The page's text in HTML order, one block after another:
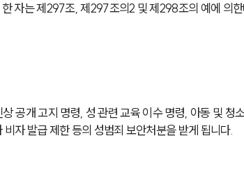
자는 제297조, 제297조의2 및 제298조의 예에 의
공개 고지 명령, 성 관련 교육 이수 명령, 아동 및 청소
자 발급 제한 등의 성범죄 보안처분을 받게 됩니다.